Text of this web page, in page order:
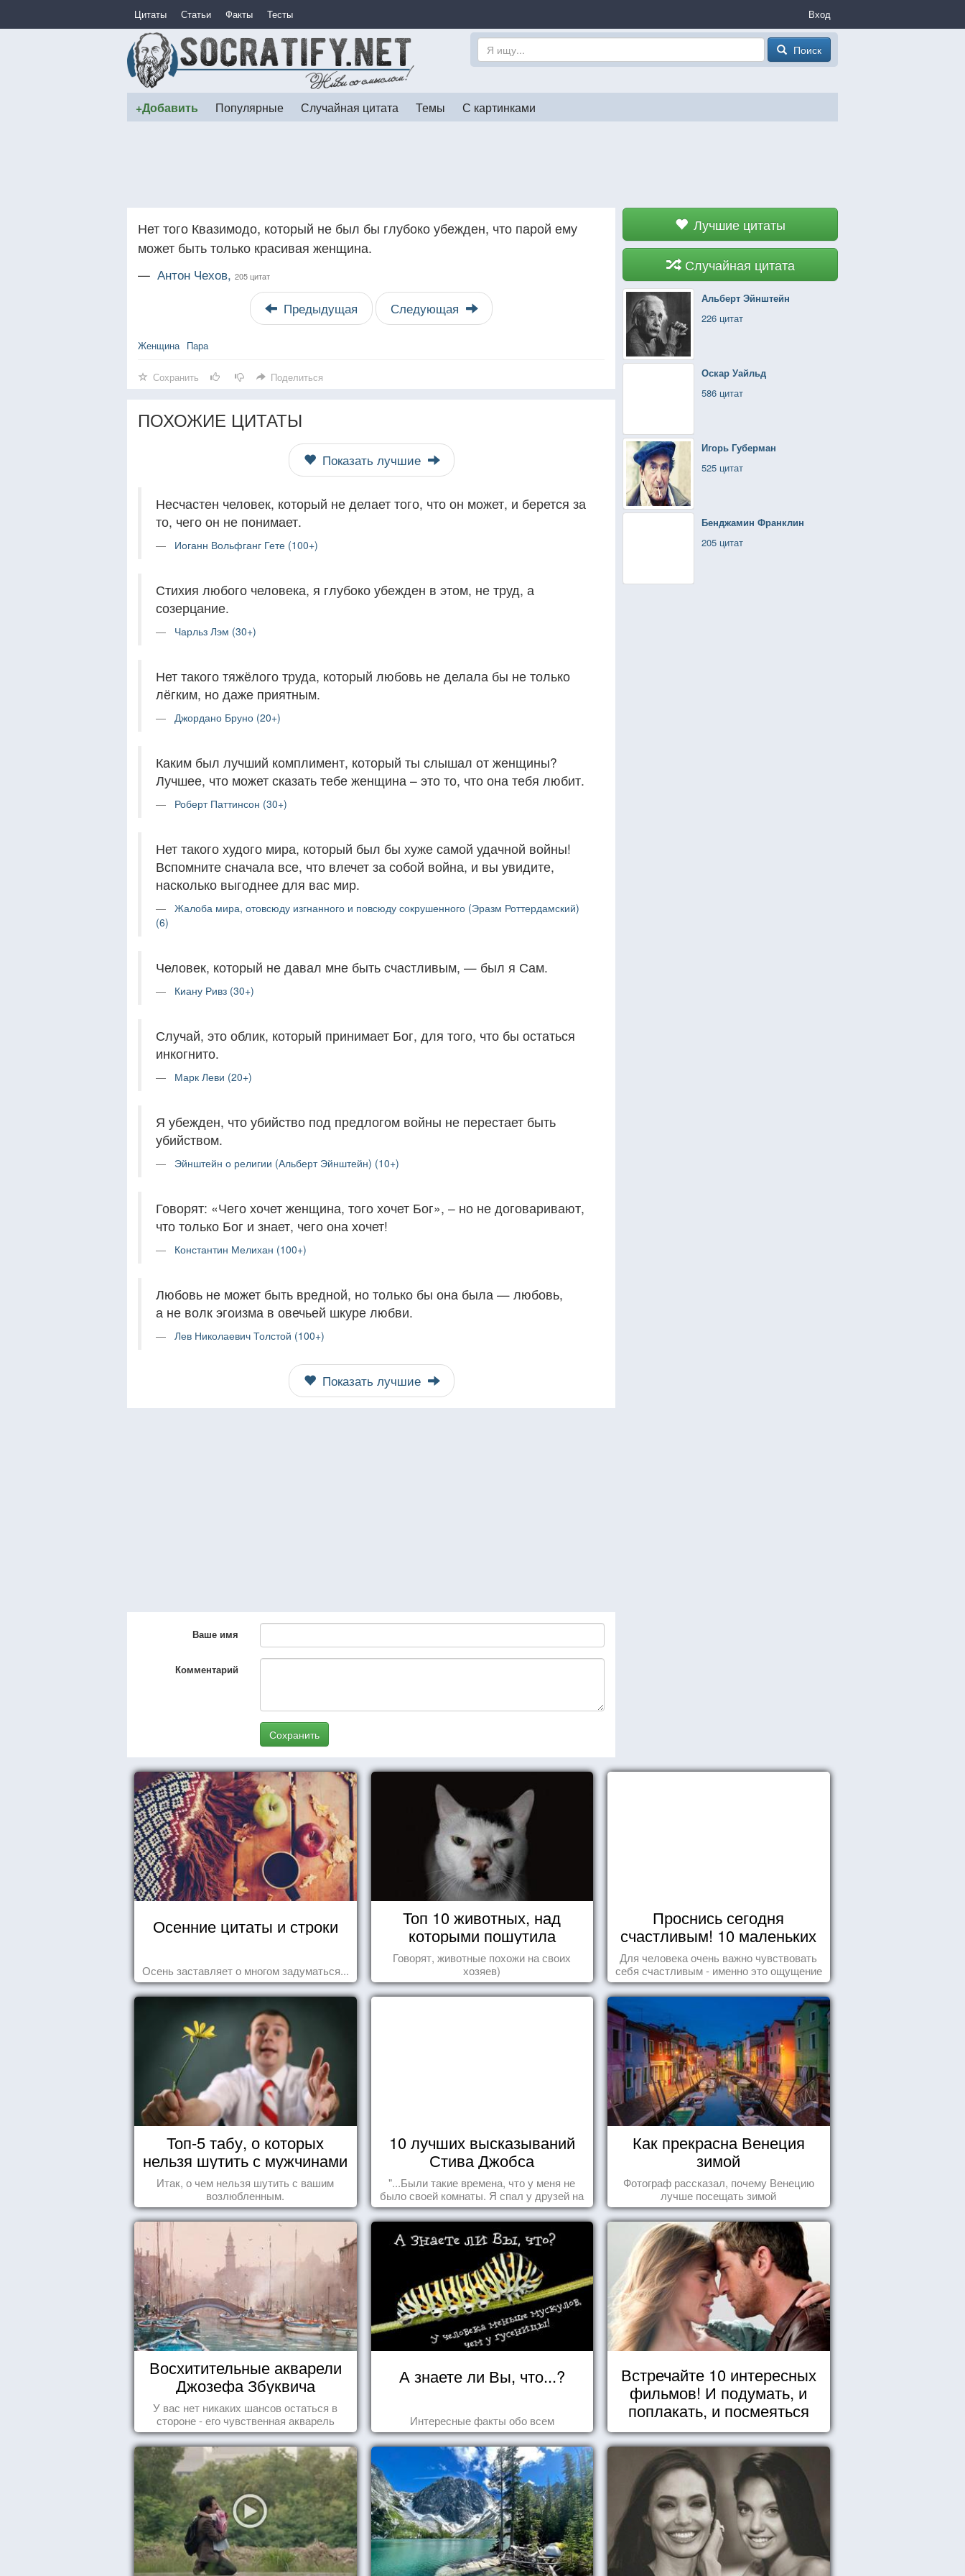
Цитаты Статьи Факты Тесты Вход
Поиск
+Добавить Популярные Случайная цитата Темы С картинками
Лучшие цитаты
Случайная цитата
Альберт Эйнштейн
226 цитат
Оскар Уайльд
586 цитат
Игорь Губерман
525 цитат
Бенджамин Франклин
205 цитат
Нет того Квазимодо, который не был бы глубоко убежден, что парой ему
может быть только красивая женщина.
— Антон Чехов, 205 цитат
Предыдущая Следующая
Женщина Пара
Сохранить Поделиться
ПОХОЖИЕ ЦИТАТЫ
Показать лучшие
Несчастен человек, который не делает того, что он может, и берется за
то, чего он не понимает.
Иоганн Вольфганг Гете (100+)
Стихия любого человека, я глубоко убежден в этом, не труд, а
созерцание.
Чарльз Лэм (30+)
Нет такого тяжёлого труда, который любовь не делала бы не только
лёгким, но даже приятным.
Джордано Бруно (20+)
Каким был лучший комплимент, который ты слышал от женщины?
Лучшее, что может сказать тебе женщина – это то, что она тебя любит.
Роберт Паттинсон (30+)
Нет такого худого мира, который был бы хуже самой удачной войны!
Вспомните сначала все, что влечет за собой война, и вы увидите,
насколько выгоднее для вас мир.
Жалоба мира, отовсюду изгнанного и повсюду сокрушенного (Эразм Роттердамский)
(6)
Человек, который не давал мне быть счастливым, — был я Сам.
Киану Ривз (30+)
Случай, это облик, который принимает Бог, для того, что бы остаться
инкогнито.
Марк Леви (20+)
Я убежден, что убийство под предлогом войны не перестает быть
убийством.
Эйнштейн о религии (Альберт Эйнштейн) (10+)
Говорят: «Чего хочет женщина, того хочет Бог», – но не договаривают,
что только Бог и знает, чего она хочет!
Константин Мелихан (100+)
Любовь не может быть вредной, но только бы она была — любовь,
а не волк эгоизма в овечьей шкуре любви.
Лев Николаевич Толстой (100+)
Показать лучшие
Ваше имя
Комментарий
Сохранить
Осенние цитаты и строки
Осень заставляет о многом задуматься...
Топ 10 животных, над
которыми пошутила
природа
Говорят, животные похожи на своих
хозяев)
Проснись сегодня
счастливым! 10 маленьких
радостей настоящего
Счастья
Для человека очень важно чувствовать
себя счастливым - именно это ощущение
дарит позитивные эмоции и превращает
каждый день в маленький праздник.
Топ-5 табу, о которых
нельзя шутить с мужчинами
Итак, о чем нельзя шутить с вашим
возлюбленным.
10 лучших высказываний
Стива Джобса
"...Были такие времена, что у меня не
было своей комнаты. Я спал у друзей на
полу, а для того, чтобы купить еды -
сдавал бутылки из под кока-колы"
Как прекрасна Венеция
зимой
Фотограф рассказал, почему Венецию
лучше посещать зимой
Восхитительные акварели
Джозефа Збуквича
У вас нет никаких шансов остаться в
стороне - его чувственная акварель
покорила жителей всего мира.
А знаете ли Вы, что...?
Интересные факты обо всем
Встречайте 10 интересных
фильмов! И подумать, и
поплакать, и посмеяться